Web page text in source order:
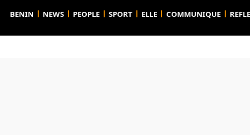
BENIN NEWS PEOPLE SPORT ELLE COMMUNIQUE